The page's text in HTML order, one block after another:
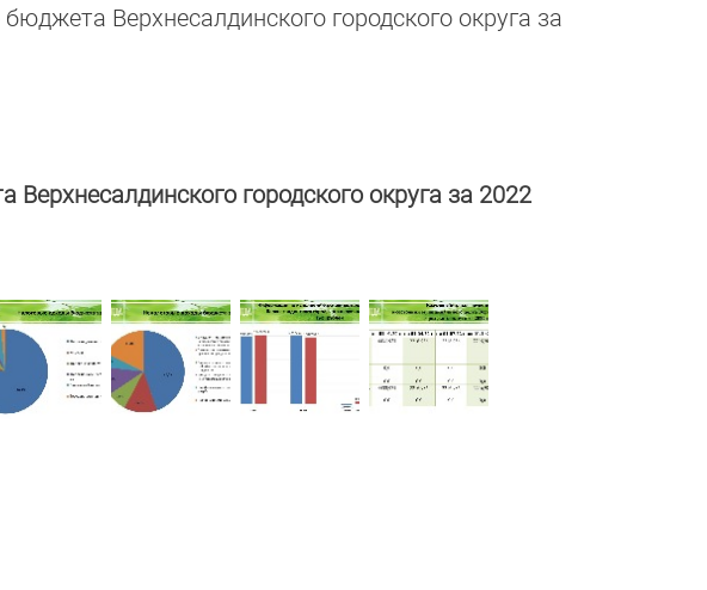
Верхнесалдинского городского округа за
городского округа за 2022